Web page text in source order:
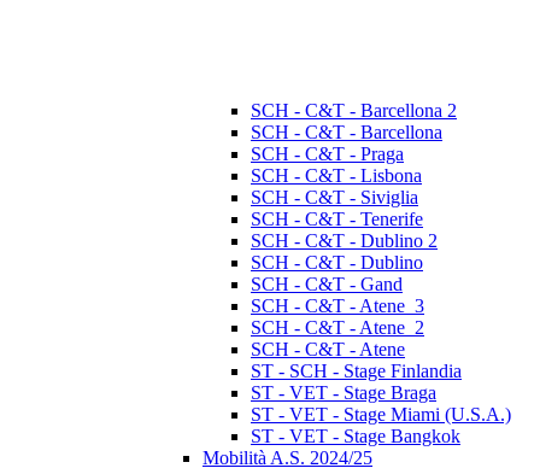
SCH - C&T - Barcellona 2
SCH - C&T - Barcellona
SCH - C&T - Praga
SCH - C&T - Lisbona
SCH - C&T - Siviglia
SCH - C&T - Tenerife
SCH - C&T - Dublino 2
SCH - C&T - Dublino
SCH - C&T - Gand
SCH - C&T - Atene_3
SCH - C&T - Atene_2
SCH - C&T - Atene
ST - SCH - Stage Finlandia
ST - VET - Stage Braga
ST - VET - Stage Miami (U.S.A.)
ST - VET - Stage Bangkok
Mobilità A.S. 2024/25